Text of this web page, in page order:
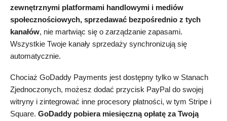
zewnętrznymi platformami handlowymi i mediów
społecznościowych, sprzedawać bezpośrednio z tych
kanałów, nie martwiąc się o zarządzanie zapasami.
Wszystkie Twoje kanały sprzedaży synchronizują się
automatycznie.
Chociaż GoDaddy Payments jest dostępny tylko w Stanach
Zjednoczonych, możesz dodać przycisk PayPal do swojej
witryny i zintegrować inne procesory płatności, w tym Stripe i
Square. GoDaddy pobiera miesięczną opłatę za Twoją